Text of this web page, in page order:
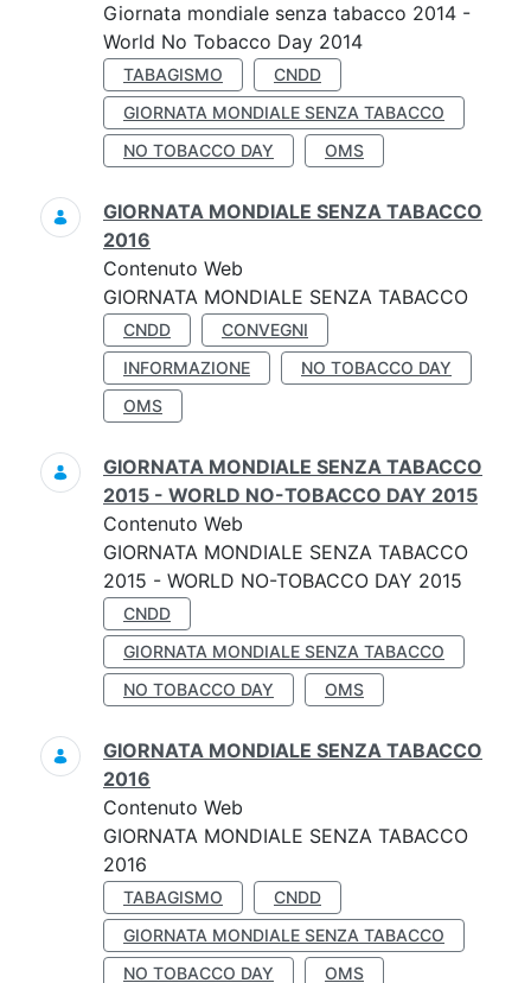
Giornata mondiale senza tabacco 2014 -
World No Tobacco Day 2014
TABAGISMO
CNDD
GIORNATA MONDIALE SENZA TABACCO
NO TOBACCO DAY
OMS
GIORNATA MONDIALE SENZA TABACCO
2016
Contenuto Web
GIORNATA MONDIALE SENZA TABACCO
CNDD
CONVEGNI
INFORMAZIONE
NO TOBACCO DAY
OMS
GIORNATA MONDIALE SENZA TABACCO
2015 - WORLD NO-TOBACCO DAY 2015
Contenuto Web
GIORNATA MONDIALE SENZA TABACCO
2015 - WORLD NO-TOBACCO DAY 2015
CNDD
GIORNATA MONDIALE SENZA TABACCO
NO TOBACCO DAY
OMS
GIORNATA MONDIALE SENZA TABACCO
2016
Contenuto Web
GIORNATA MONDIALE SENZA TABACCO
2016
TABAGISMO
CNDD
GIORNATA MONDIALE SENZA TABACCO
NO TOBACCO DAY
OMS